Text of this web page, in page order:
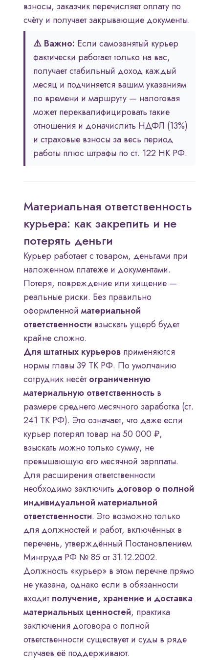
взносы, заказчик перечисляет оплату по
счёту и получает закрывающие документы.
⚠️ Важно: Если самозанятый курьер
фактически работает только на вас,
получает стабильный доход каждый
месяц и подчиняется вашим указаниям
по времени и маршруту — налоговая
может переквалифицировать такие
отношения и доначислить НДФЛ (13%)
и страховые взносы за весь период
работы плюс штрафы по ст. 122 НК РФ.
Материальная ответственность
курьера: как закрепить и не
потерять деньги
Курьер работает с товаром, деньгами при
наложенном платеже и документами.
Потеря, повреждение или хищение —
реальные риски. Без правильно
оформленнойматериальной
ответственности взыскать ущерб будет
крайне сложно.
Для штатных курьеров применяются
нормы главы 39 ТК РФ. По умолчанию
сотрудник несёт ограниченную
материальную ответственность в
размере среднего месячного заработка (ст.
241 ТК РФ). Это означает, что даже если
курьер потерял товар на 50 000 ₽,
взыскать можно только сумму, не
превышающую его месячной зарплаты.
Для расширения ответственности
необходимо заключить договор о полной
индивидуальной материальной
ответственности. Это возможно только
для должностей и работ, включённых в
перечень, утверждённый Постановлением
Минтруда РФ № 85 от 31.12.2002.
Должность «курьер» в этом перечне прямо
не указана, однако если в обязанности
входит получение, хранение и доставка
материальных ценностей, практика
заключения договора о полной
ответственности существует и суды в ряде
случаев её поддерживают.